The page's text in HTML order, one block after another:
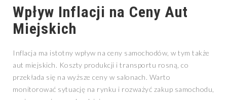
Wpływ Inflacji na Ceny Aut
Miejskich
Inflacja ma istotny wpływ na ceny samochodów, w tym także
aut miejskich. Koszty produkcji i transportu rosną, co
przekłada się na wyższe ceny w salonach. Warto
monitorować sytuację na rynku i rozważyć zakup samochodu,